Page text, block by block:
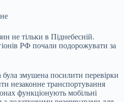
не тільки в Піднебесній.
РФ почали подорожувати за
була змушена посилити перевірки
незаконне транспортування
функціонують мобільні